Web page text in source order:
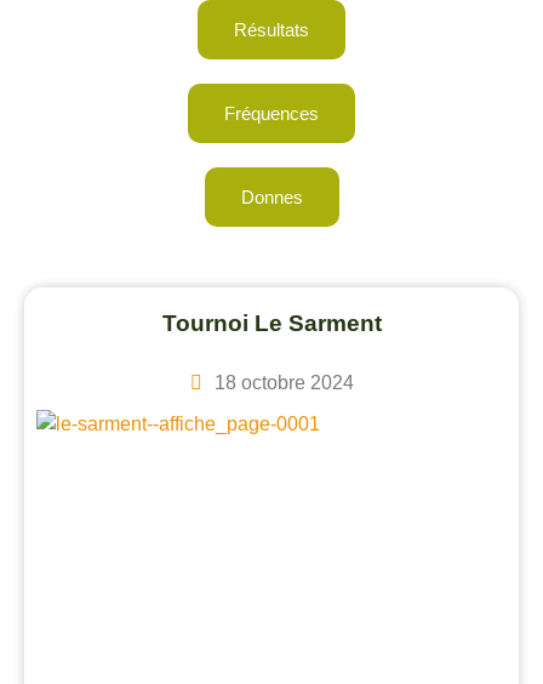
Résultats
Fréquences
Donnes
Tournoi Le Sarment
18 octobre 2024